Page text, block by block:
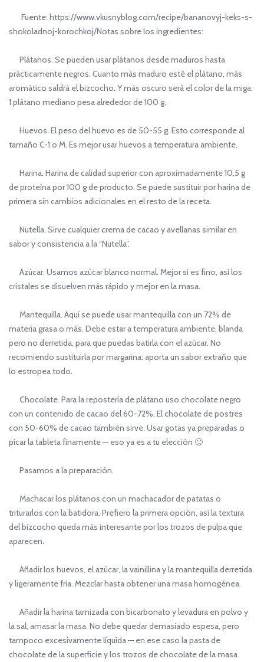
Fuente: https://www.vkusnyblog.com/recipe/bananovyj-keks-s-
shokoladnoj-korochkoj/Notas sobre los ingredientes:
Plátanos. Se pueden usar plátanos desde maduros hasta
prácticamente negros. Cuanto más maduro esté el plátano, más
aromático saldrá el bizcocho. Y más oscuro será el color de la miga.
1 plátano mediano pesa alrededor de 100 g.
Huevos. El peso del huevo es de 50-55 g. Esto corresponde al
tamaño C-1 o M. Es mejor usar huevos a temperatura ambiente.
Harina. Harina de calidad superior con aproximadamente 10,5 g
de proteína por 100 g de producto. Se puede sustituir por harina de
primera sin cambios adicionales en el resto de la receta.
Nutella. Sirve cualquier crema de cacao y avellanas similar en
sabor y consistencia a la “Nutella”.
Azúcar. Usamos azúcar blanco normal. Mejor si es fino, así los
cristales se disuelven más rápido y mejor en la masa.
Mantequilla. Aquí se puede usar mantequilla con un 72% de
materia grasa o más. Debe estar a temperatura ambiente, blanda
pero no derretida, para que puedas batirla con el azúcar. No
recomiendo sustituirla por margarina: aporta un sabor extraño que
lo estropea todo.
Chocolate. Para la repostería de plátano uso chocolate negro
con un contenido de cacao del 60-72%. El chocolate de postres
con 50-60% de cacao también sirve. Usar gotas ya preparadas o
picar la tableta finamente — eso ya es a tu elección 🙂
Pasamos a la preparación.
Machacar los plátanos con un machacador de patatas o
triturarlos con la batidora. Prefiero la primera opción, así la textura
del bizcocho queda más interesante por los trozos de pulpa que
aparecen.
Añadir los huevos, el azúcar, la vainillina y la mantequilla derretida
y ligeramente fría. Mezclar hasta obtener una masa homogénea.
Añadir la harina tamizada con bicarbonato y levadura en polvo y
la sal, amasar la masa. No debe quedar demasiado espesa, pero
tampoco excesivamente líquida — en ese caso la pasta de
chocolate de la superficie y los trozos de chocolate de la masa